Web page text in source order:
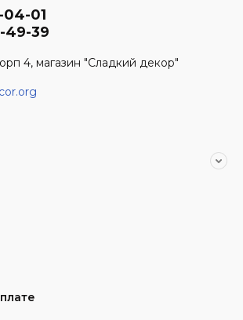
04-01
49-39
4, магазин "Сладкий декор"